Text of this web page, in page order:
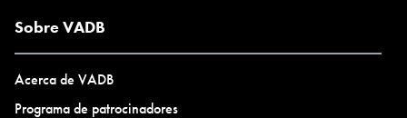
Sobre VADB
Acerca de VADB
Programa de patrocinadores